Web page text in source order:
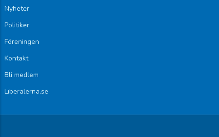
Nyheter
Politiker
Föreningen
Kontakt
Bli medlem
Liberalerna.se